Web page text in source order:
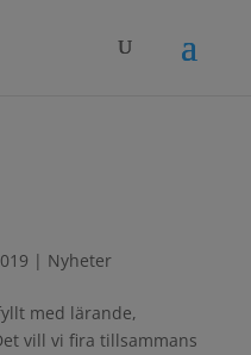
| Nyheter
med lärande,
vill vi fira tillsammans